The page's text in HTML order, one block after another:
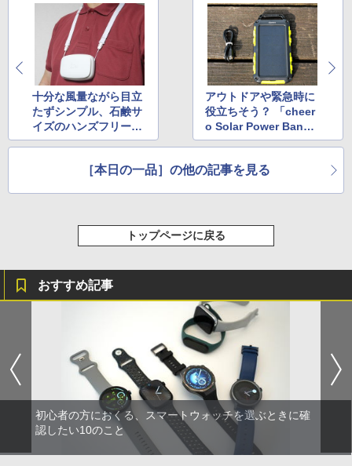
十分な風量ながら目立
たずシンプル、石鹸サ
イズのハンズフリーフ
ァン
アウトドアや緊急時に
役立ちそう？ 「cheer
o Solar Power Bank 1
0000mAh」
［本日の一品］の他の記事を見る
トップページに戻る
おすすめ記事
初心者の方におくる、スマートウォッチを選ぶときに確
認したい10のこと